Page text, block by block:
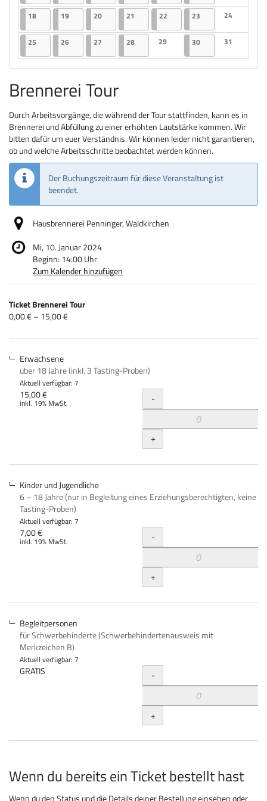
Keine
1818.03.2024
2 Veranstaltungen
1919.03.2024
2 Veranstaltungen
2020.03.2024
2 Veranstaltungen
21 21.03.2024
2 Veranstaltungen
22 22.03.2024
2 Veranstaltungen
23 23.03.2024
2 Veranstaltungen
24
Keine
25 25.03.2024
2 Veranstaltungen
2626.03.2024
2 Veranstaltungen
27 27.03.2024
2 Veranstaltungen
2828.03.2024
2 Veranstaltungen
29
Keine Veranstaltungen
3030.03.2024
2 Veranstaltungen
31
Keine
Brennerei Tour
Durch Arbeitsvorgänge, die während der Tour stattfinden, kann es in
Brennerei und Abfüllung zu einer erhöhten Lautstärke kommen. Wir
bitten dafür um euer Verständnis. Wir können leider nicht garantieren,
ob und welche Arbeitsschritte beobachtet werden können.
Der Buchungszeitraum für diese Veranstaltung ist
beendet.
Hausbrennerei Penninger, Waldkirchen
Mi, 10. Januar 2024
Beginn: 14:00Uhr
Zum Kalender hinzufügen
Produkte
Unkategorisierte
Produkte
Ticket Brennerei Tour
von
bis
0,00 € – 15,00 €
Erwachsene
über 18 Jahre (inkl. 3 Tasting-Proben)
Aktuell verfügbar: 7
15,00 €
inkl. 19% MwSt. Menge
-
+
Kinder und Jugendliche
6 – 18 Jahre (nur in Begleitung eines Erziehungsberechtigten, keine
Tasting-Proben)
Aktuell verfügbar: 7
7,00 €
inkl. 19% MwSt. Menge
-
+
Begleitpersonen
für Schwerbehinderte (Schwerbehindertenausweis mit
Merkzeichen B)
Aktuell verfügbar: 7
GRATIS Menge
-
+
Wenn du bereits ein Ticket bestellt hast